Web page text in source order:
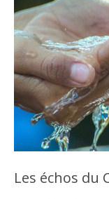
Les échos du